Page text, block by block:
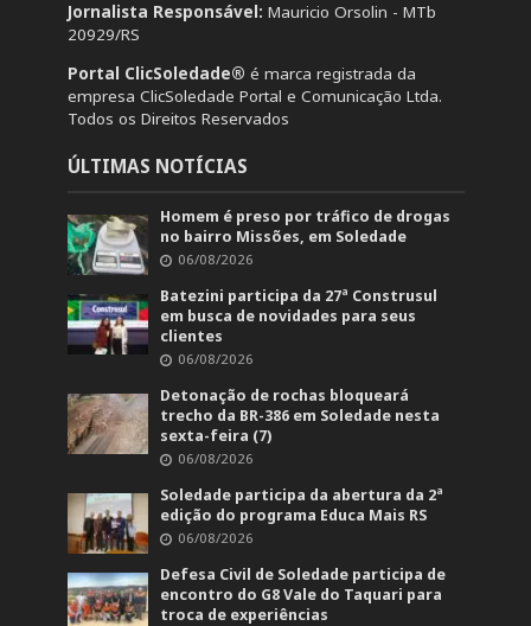
Jornalista Responsável: Mauricio Orsolin - MTb
20929/RS
Portal ClicSoledade® é marca registrada da
empresa ClicSoledade Portal e Comunicação Ltda.
Todos os Direitos Reservados
ÚLTIMAS NOTÍCIAS
Homem é preso por tráfico de drogas
no bairro Missões, em Soledade
06/08/2026
Batezini participa da 27ª Construsul
em busca de novidades para seus
clientes
06/08/2026
Detonação de rochas bloqueará
trecho da BR-386 em Soledade nesta
sexta-feira (7)
06/08/2026
Soledade participa da abertura da 2ª
edição do programa Educa Mais RS
06/08/2026
Defesa Civil de Soledade participa de
encontro do G8 Vale do Taquari para
troca de experiências